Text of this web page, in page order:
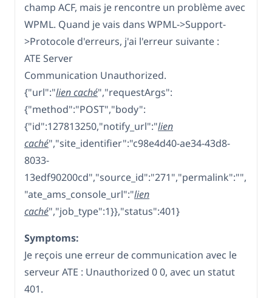
champ ACF, mais je rencontre un problème avec
WPML. Quand je vais dans WPML->Support-
>Protocole d'erreurs, j'ai l'erreur suivante :
ATE Server
Communication Unauthorized.
{"url":"lien caché","requestArgs":
{"method":"POST","body":
{"id":127813250,"notify_url":"lien
caché","site_identifier":"c98e4d40-ae34-43d8-
8033-
13edf90200cd","source_id":"271","permalink":"",
"ate_ams_console_url":"lien
caché","job_type":1}},"status":401}
Symptoms:
Je reçois une erreur de communication avec le
serveur ATE : Unauthorized 0 0, avec un statut
401.